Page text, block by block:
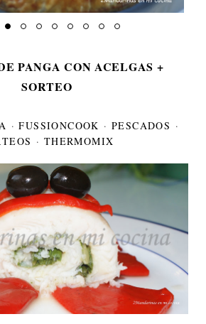
PANGA CON ACELGAS +
SORTEO
·FUSSIONCOOK · PESCADOS ·
· THERMOMIX